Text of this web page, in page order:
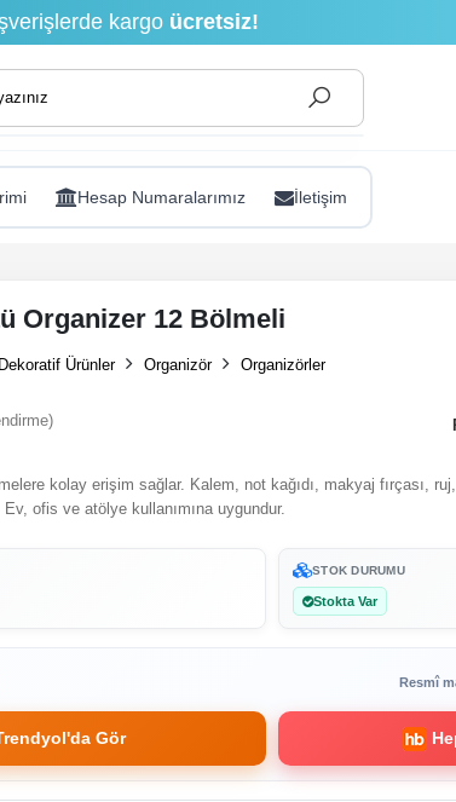
kargo ücretsiz!
Hesap Numaralarımız İletişim
Organizer 12 Bölmeli
Ürünler Organizör Organizörler
kolay erişim sağlar. Kalem, not kağıdı, makyaj fırçası,
ofis ve atölye kullanımına uygundur.
STOK DURUMU
Stokta Var
Resmî
Gör